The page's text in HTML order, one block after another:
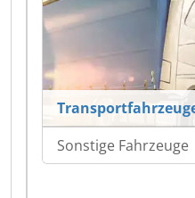
Sonstige Fahrzeuge